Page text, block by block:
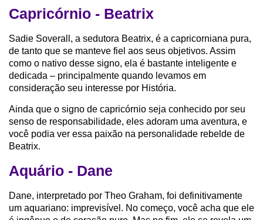
Capricórnio - Beatrix
Sadie Soverall, a sedutora Beatrix, é a capricorniana pura,
de tanto que se manteve fiel aos seus objetivos. Assim
como o nativo desse signo, ela é bastante inteligente e
dedicada – principalmente quando levamos em
consideração seu interesse por História.
Ainda que o signo de capricórnio seja conhecido por seu
senso de responsabilidade, eles adoram uma aventura, e
você podia ver essa paixão na personalidade rebelde de
Beatrix.
Aquário - Dane
Dane, interpretado por Theo Graham, foi definitivamente
um aquariano: imprevisível. No começo, você acha que ele